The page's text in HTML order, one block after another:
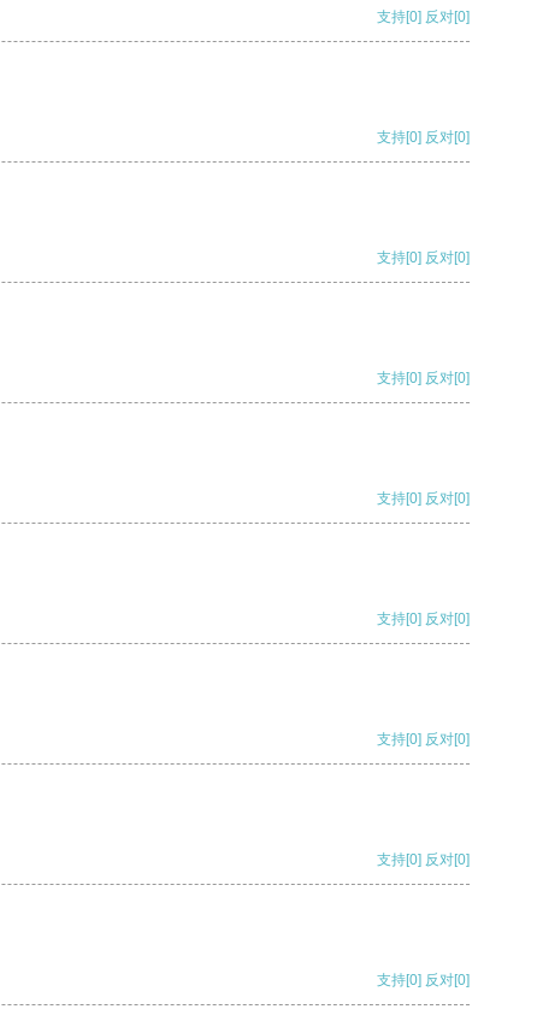
支持[0] 反对[0]
支持[0] 反对[0]
支持[0] 反对[0]
支持[0] 反对[0]
支持[0] 反对[0]
支持[0] 反对[0]
支持[0] 反对[0]
支持[0] 反对[0]
支持[0] 反对[0]